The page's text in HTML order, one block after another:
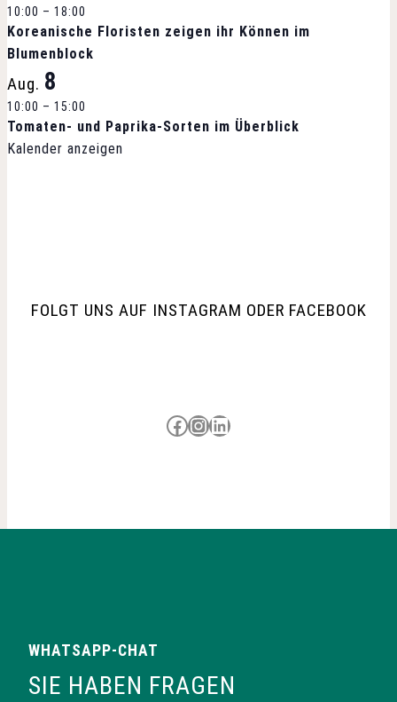
g
-
N
a
a
10:00 – 18:00
Koreanische Floristen zeigen ihr Können im
Blumenblock
Aug. 8
10:00 – 15:00
Tomaten- und Paprika-Sorten im Überblick
Kalender anzeigen
FOLGT UNS AUF INSTAGRAM ODER FACEBOOK
Besuche uns auf Facebook
Besuche uns auf Instagram
LinkedIn
WHATSAPP-CHAT
SIE HABEN FRAGEN